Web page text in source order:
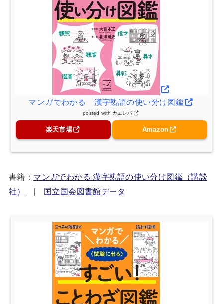
マンガでわかる 漢字熟語の使い分け図鑑
posted with カエレバ
楽天市場 Amazon
書籍： マンガでわかる 漢字熟語の使い分け図鑑（講談
社）
| 国立国会図書館データ